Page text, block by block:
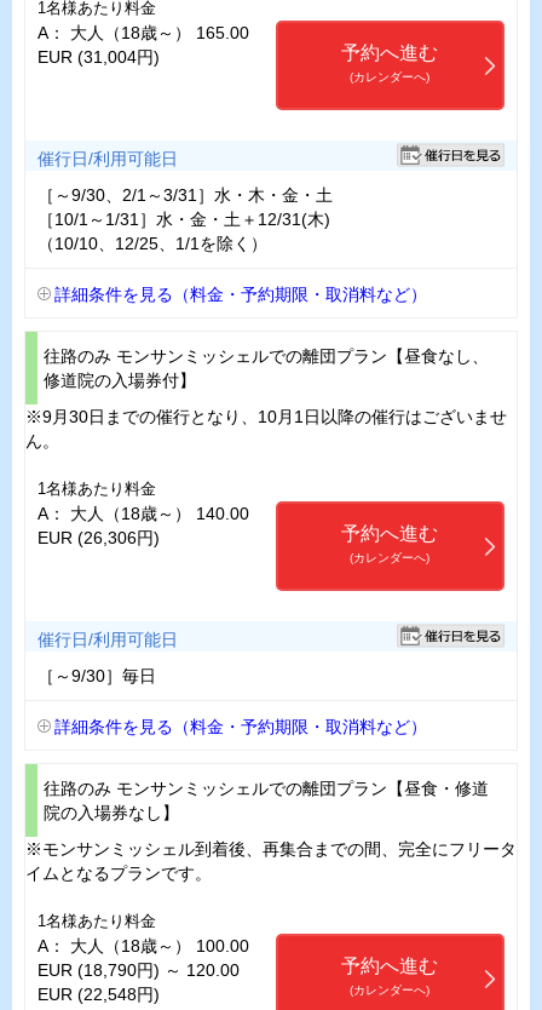
1名様あたり料金
A： 大人（18歳～） 165.00
EUR (31,004円)
予約へ進む
(カレンダーへ)
催行日/利用可能日
［～9/30、2/1～3/31］水・木・金・土
［10/1～1/31］水・金・土＋12/31(木)
（10/10、12/25、1/1を除く）
詳細条件を見る（料金・予約期限・取消料など）
往路のみ モンサンミッシェルでの離団プラン【昼食なし、
修道院の入場券付】
※9月30日までの催行となり、10月1日以降の催行はございませ
ん。
1名様あたり料金
A： 大人（18歳～） 140.00
EUR (26,306円)
予約へ進む
(カレンダーへ)
催行日/利用可能日
［～9/30］毎日
詳細条件を見る（料金・予約期限・取消料など）
往路のみ モンサンミッシェルでの離団プラン【昼食・修道
院の入場券なし】
※モンサンミッシェル到着後、再集合までの間、完全にフリータ
イムとなるプランです。
1名様あたり料金
A： 大人（18歳～） 100.00
EUR (18,790円) ～ 120.00
EUR (22,548円)
予約へ進む
(カレンダーへ)